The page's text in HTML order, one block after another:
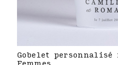
Gobelet personnalisé